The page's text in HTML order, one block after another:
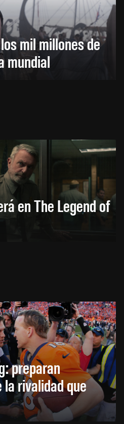
mil millones de
mundial
en The Legend of
preparan
rivalidad que